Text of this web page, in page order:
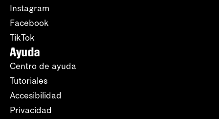
Instagram
Facebook
TikTok
Ayuda
Centro de ayuda
Tutoriales
Accesibilidad
Privacidad